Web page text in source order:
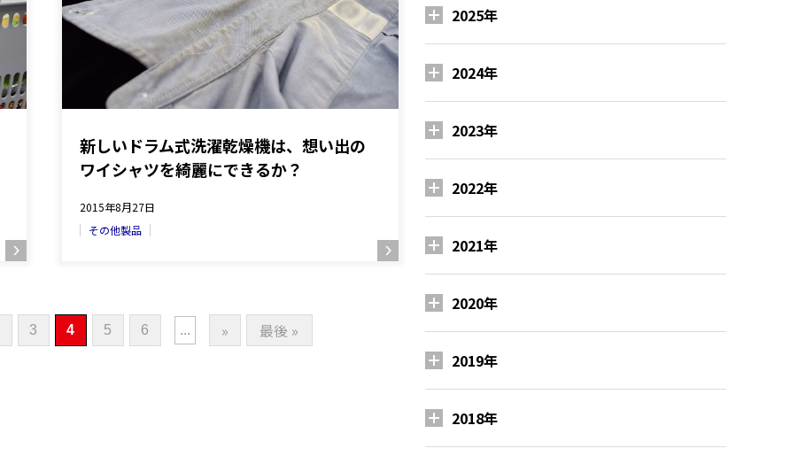
新しいドラム式洗濯乾燥機は、想い出の
ワイシャツを綺麗にできるか？
2015年8月27日
その他製品
3 4 5 6 ... » 最後 »
2025年
2024年
2023年
2022年
2021年
2020年
2019年
2018年